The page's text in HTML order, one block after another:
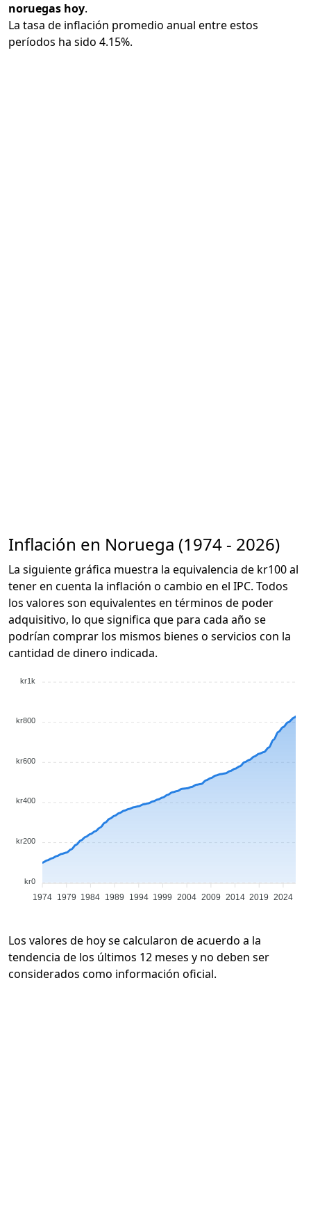
noruegas hoy.
La tasa de inflación promedio anual entre estos
períodos ha sido 4.15%.
Inflación en Noruega (1974 - 2026)
La siguiente gráfica muestra la equivalencia de kr100 al
tener en cuenta la inflación o cambio en el IPC. Todos
los valores son equivalentes en términos de poder
adquisitivo, lo que significa que para cada año se
podrían comprar los mismos bienes o servicios con la
cantidad de dinero indicada.
kr1k
kr800
kr600
kr400
kr200
kr0
1974 1979 1984 1989 1994 1999 2004 2009 2014 2019 2024
Los valores de hoy se calcularon de acuerdo a la
tendencia de los últimos 12 meses y no deben ser
considerados como información oficial.